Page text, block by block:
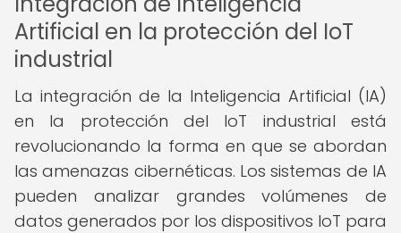
Artificial en la protección del IoT
industrial
La integración de la Inteligencia Artificial (IA)
en la protección del IoT industrial está
revolucionando la forma en que se abordan
las amenazas cibernéticas. Los sistemas de IA
pueden analizar grandes volúmenes de
datos generados por los dispositivos IoT para